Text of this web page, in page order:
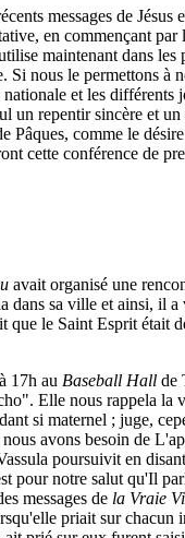
messages de
en commençant
maintenant dans
nous le permettons
et les
un repentir sincère
comme le
cette conférence de
avait organisé une
sa ville et ainsi,
le Saint Esprit
17h au Baseball Hall de
Elle nous rappela
si maternel ; juge,
avons besoin de
poursuivit en
pour notre salut qu'Il
messages de la Vraie
priait sur